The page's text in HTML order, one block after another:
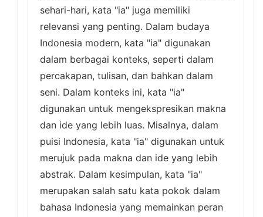
sehari-hari, kata "ia" juga memiliki
relevansi yang penting. Dalam budaya
Indonesia modern, kata "ia" digunakan
dalam berbagai konteks, seperti dalam
percakapan, tulisan, dan bahkan dalam
seni. Dalam konteks ini, kata "ia"
digunakan untuk mengekspresikan makna
dan ide yang lebih luas. Misalnya, dalam
puisi Indonesia, kata "ia" digunakan untuk
merujuk pada makna dan ide yang lebih
abstrak. Dalam kesimpulan, kata "ia"
merupakan salah satu kata pokok dalam
bahasa Indonesia yang memainkan peran